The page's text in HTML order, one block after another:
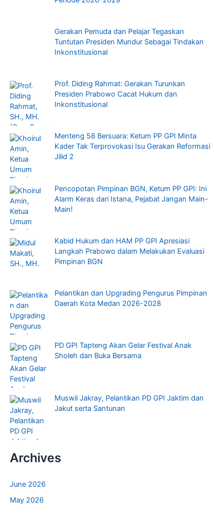
Gerakan Pemuda dan Pelajar Tegaskan
Tuntutan Presiden Mundur Sebagai Tindakan
Inkonstitusional
Prof. Diding Rahmat: Gerakan Turunkan
Presiden Prabowo Cacat Hukum dan
Inkonstitusional
Menteng 58 Bersuara: Ketum PP GPI Minta
Kader Tak Terprovokasi Isu Gerakan Reformasi
Jilid 2
Pencopotan Pimpinan BGN, Ketum PP GPI: Ini
Alarm Keras dari Istana, Pejabat Jangan Main-
Main!
Kabid Hukum dan HAM PP GPI Apresiasi
Langkah Prabowo dalam Melakukan Evaluasi
Pimpinan BGN
Pelantikan dan Upgrading Pengurus Pimpinan
Daerah Kota Medan 2026-2028
PD GPI Tapteng Akan Gelar Festival Anak
Sholeh dan Buka Bersama
Muswil Jakray, Pelantikan PD GPI Jaktim dan
Jakut serta Santunan
Archives
June 2026
May 2026